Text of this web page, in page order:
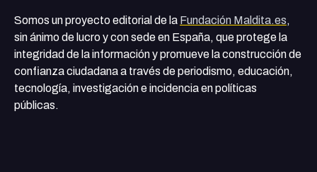
Somos un proyecto editorial de la Fundación Maldita.es,
sin ánimo de lucro y con sede en España, que protege la
integridad de la información y promueve la construcción de
confianza ciudadana a través de periodismo, educación,
tecnología, investigación e incidencia en políticas
públicas.